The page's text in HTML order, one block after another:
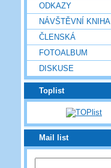
ODKAZY
NÁVŠTĚVNÍ KNIHA
ČLENSKÁ
FOTOALBUM
DISKUSE
Toplist
Mail list